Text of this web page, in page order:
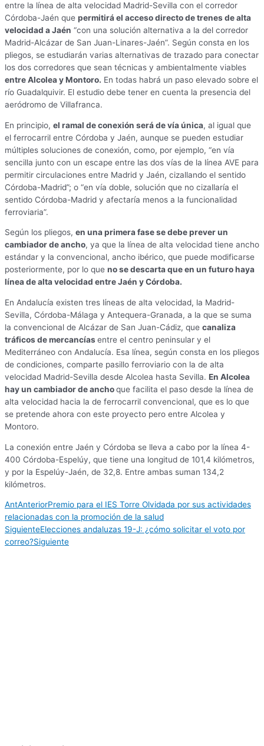
entre la línea de alta velocidad Madrid-Sevilla con el corredor
Córdoba-Jaén que permitirá el acceso directo de trenes de alta
velocidad a Jaén “con una solución alternativa a la del corredor
Madrid-Alcázar de San Juan-Linares-Jaén”. Según consta en los
pliegos, se estudiarán varias alternativas de trazado para conectar
los dos corredores que sean técnicas y ambientalmente viables
entre Alcolea y Montoro. En todas habrá un paso elevado sobre el
río Guadalquivir. El estudio debe tener en cuenta la presencia del
aeródromo de Villafranca.
En principio, el ramal de conexión será de vía única, al igual que
el ferrocarril entre Córdoba y Jaén, aunque se pueden estudiar
múltiples soluciones de conexión, como, por ejemplo, “en vía
sencilla junto con un escape entre las dos vías de la línea AVE para
permitir circulaciones entre Madrid y Jaén, cizallando el sentido
Córdoba-Madrid”; o “en vía doble, solución que no cizallaría el
sentido Córdoba-Madrid y afectaría menos a la funcionalidad
ferroviaria”.
Según los pliegos, en una primera fase se debe prever un
cambiador de ancho, ya que la línea de alta velocidad tiene ancho
estándar y la convencional, ancho ibérico, que puede modificarse
posteriormente, por lo que no se descarta que en un futuro haya
línea de alta velocidad entre Jaén y Córdoba.
En Andalucía existen tres líneas de alta velocidad, la Madrid-
Sevilla, Córdoba-Málaga y Antequera-Granada, a la que se suma
la convencional de Alcázar de San Juan-Cádiz, que canaliza
tráficos de mercancíasentre el centro peninsular y el
Mediterráneo con Andalucía. Esa línea, según consta en los pliegos
de condiciones, comparte pasillo ferroviario con la de alta
velocidad Madrid-Sevilla desde Alcolea hasta Sevilla. En Alcolea
hay un cambiador de anchoque facilita el paso desde la línea de
alta velocidad hacia la de ferrocarril convencional, que es lo que
se pretende ahora con este proyecto pero entre Alcolea y
Montoro.
La conexión entre Jaén y Córdoba se lleva a cabo por la línea 4-
400 Córdoba-Espelúy, que tiene una longitud de 101,4 kilómetros,
y por la Espelúy-Jaén, de 32,8. Entre ambas suman 134,2
kilómetros.
AntAnteriorPremio para el IES Torre Olvidada por sus actividades
relacionadas con la promoción de la salud
SiguienteElecciones andaluzas 19-J: ¿cómo solicitar el voto por
correo?Siguiente